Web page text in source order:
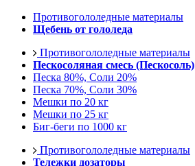
Противогололедные материалы
Щебень от гололеда
Противогололедные материалы
Пескосоляная смесь (Пескосоль)
Песка 80%, Соли 20%
Песка 70%, Соли 30%
Мешки по 20 кг
Мешки по 25 кг
Биг-беги по 1000 кг
Противогололедные материалы
Тележки дозаторы